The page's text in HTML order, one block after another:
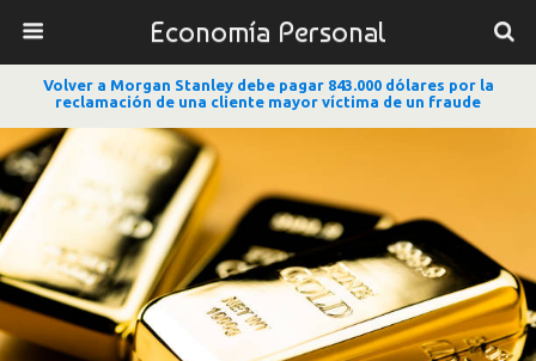
Economía Personal
Volver a Morgan Stanley debe pagar 843.000 dólares por la
reclamación de una cliente mayor víctima de un fraude